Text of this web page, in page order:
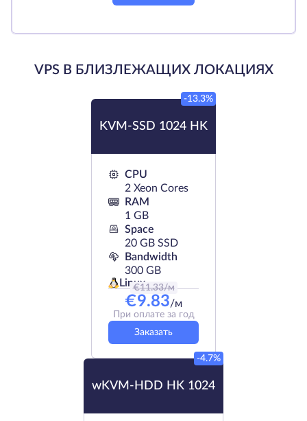
VPS В БЛИЗЛЕЖАЩИХ ЛОКАЦИЯХ
KVM-SSD 1024 HK
-13.3%
CPU
2 Xeon Cores
RAM
1 GB
Space
20 GB SSD
Bandwidth
300 GB
Linux
€11.33/м
€9.83/м
При оплате за год
Заказать
wKVM-HDD HK 1024
-4.7%